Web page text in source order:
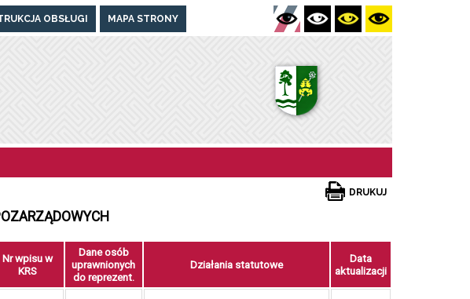
OBSŁUGI MAPA STRONY
DRUKUJ
Nr wpisu w
KRS
Dane osób
uprawnionych
do reprezent.
Działania statutowe
Data
aktualizacji